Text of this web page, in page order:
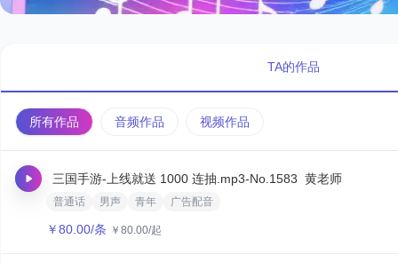
TA的作品
所有作品 音频作品 视频作品
三国手游-上线就送 1000 连抽.mp3-No.1583 黄老师
普通话 男声 青年 广告配音
￥80.00/条 ￥ 80.00/起